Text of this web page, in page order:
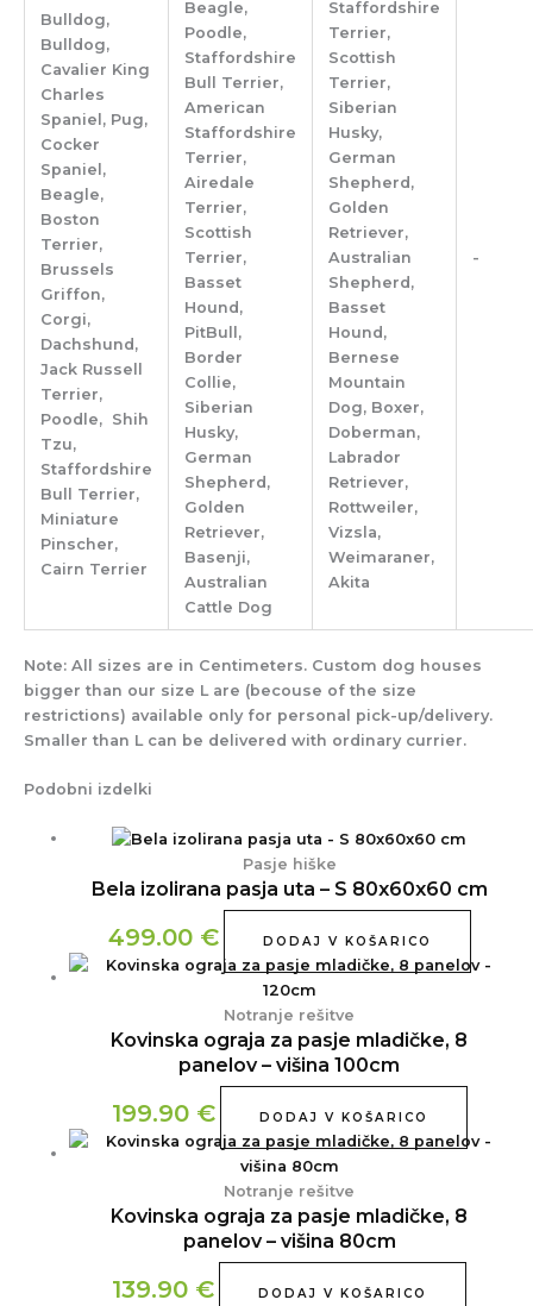
Bulldog,
Bulldog,
Cavalier King
Charles
Spaniel, Pug,
Cocker
Spaniel,
Beagle,
Boston
Terrier,
Brussels
Griffon,
Corgi,
Dachshund,
Jack Russell
Terrier,
Poodle, Shih
Tzu,
Staffordshire
Bull Terrier,
Miniature
Pinscher,
Cairn Terrier
Beagle,
Poodle,
Staffordshire
Bull Terrier,
American
Staffordshire
Terrier,
Airedale
Terrier,
Scottish
Terrier,
Basset
Hound,
PitBull,
Border
Collie,
Siberian
Husky,
German
Shepherd,
Golden
Retriever,
Basenji,
Australian
Cattle Dog
Staffordshire
Terrier,
Scottish
Terrier,
Siberian
Husky,
German
Shepherd,
Golden
Retriever,
Australian
Shepherd,
Basset
Hound,
Bernese
Mountain
Dog, Boxer,
Doberman,
Labrador
Retriever,
Rottweiler,
Vizsla,
Weimaraner,
Akita
-
Note: All sizes are in Centimeters. Custom dog houses
bigger than our size L are (becouse of the size
restrictions) available only for personal pick-up/delivery.
Smaller than L can be delivered with ordinary currier.
Podobni izdelki
Pasje hiške
Bela izolirana pasja uta – S 80x60x60 cm
499.00 € DODAJ V KOŠARICO
Notranje rešitve
Kovinska ograja za pasje mladičke, 8
panelov – višina 100cm
199.90 € DODAJ V KOŠARICO
Notranje rešitve
Kovinska ograja za pasje mladičke, 8
panelov – višina 80cm
139.90 € DODAJ V KOŠARICO